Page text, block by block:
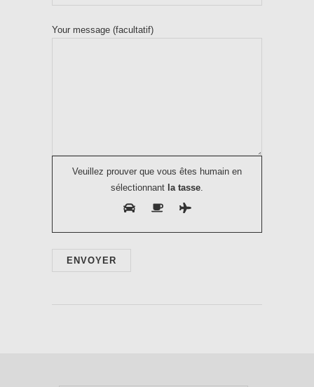
Your message (facultatif)
Veuillez prouver que vous êtes humain en
sélectionnant la tasse.